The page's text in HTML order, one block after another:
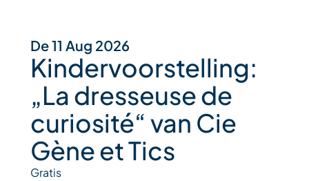
De 11 Aug 2026
Kindervoorstelling:
„La dresseuse de
curiosité“ van Cie
Gène et Tics
Gratis